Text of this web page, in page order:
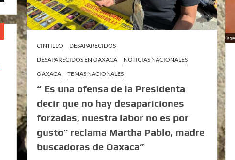
CINTILLO
DESAPARECIDOS
DESAPARECIDOS EN OAXACA
NOTICIAS NACIONALES
OAXACA
TEMAS NACIONALES
“ Es una ofensa de la Presidenta
decir que no hay desapariciones
forzadas, nuestra labor no es por
gusto” reclama Martha Pablo, madre
buscadoras de Oaxaca”